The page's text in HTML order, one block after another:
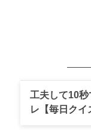
ウーマンエキサイト
工夫して10秒
レ【毎日クイ